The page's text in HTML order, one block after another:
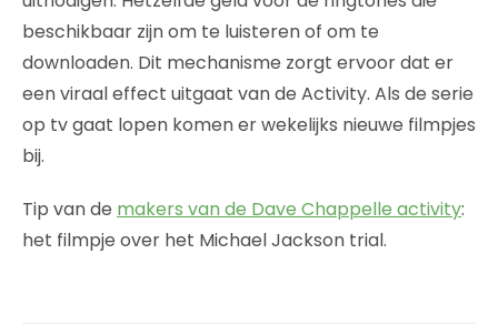
beschikbaar zijn om te luisteren of om te
downloaden. Dit mechanisme zorgt ervoor dat er
een viraal effect uitgaat van de Activity. Als de serie
op tv gaat lopen komen er wekelijks nieuwe filmpjes
bij.
Tip van de makers van de Dave Chappelle activity:
het filmpje over het Michael Jackson trial.